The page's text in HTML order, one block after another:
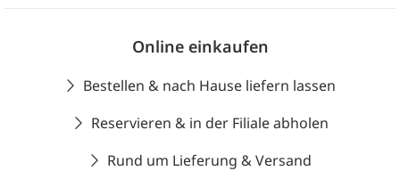
Online einkaufen
Bestellen & nach Hause liefern lassen
Reservieren & in der Filiale abholen
Rund um Lieferung & Versand